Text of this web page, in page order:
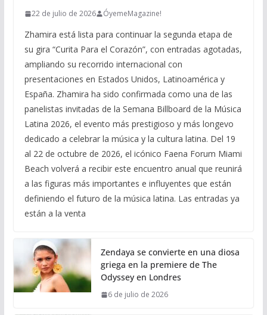
22 de julio de 2026 ÓyemeMagazine!
Zhamira está lista para continuar la segunda etapa de
su gira “Curita Para el Corazón”, con entradas agotadas,
ampliando su recorrido internacional con
presentaciones en Estados Unidos, Latinoamérica y
España. Zhamira ha sido confirmada como una de las
panelistas invitadas de la Semana Billboard de la Música
Latina 2026, el evento más prestigioso y más longevo
dedicado a celebrar la música y la cultura latina. Del 19
al 22 de octubre de 2026, el icónico Faena Forum Miami
Beach volverá a recibir este encuentro anual que reunirá
a las figuras más importantes e influyentes que están
definiendo el futuro de la música latina. Las entradas ya
están a la venta
Zendaya se convierte en una diosa
griega en la premiere de The
Odyssey en Londres
6 de julio de 2026